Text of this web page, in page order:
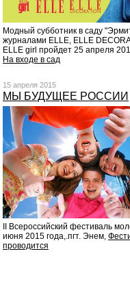
Модный субботник в саду
журналами ELLE, ELLE
ELLE girl пройдет 25 апреля
На входе в сад
15 апреля 2015
МЫ БУДУЩЕЕ РОССИИ
II Всероссийский фестиваль
июня 2015 года,.пгт. Энем,
проводится